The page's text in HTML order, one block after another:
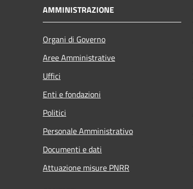
AMMINISTRAZIONE
Organi di Governo
Aree Amministrative
Uffici
Enti e fondazioni
Politici
Personale Amministrativo
Documenti e dati
Attuazione misure PNRR